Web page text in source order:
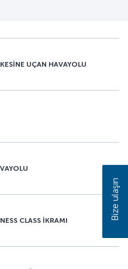
UÇAN HAVAYOLU
CLASS İKRAMI Bize ulaşın